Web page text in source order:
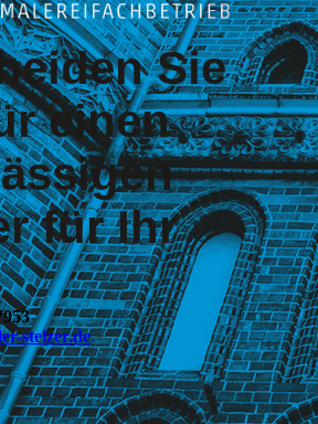
Sie
einen
für Ihr
stelzer.de